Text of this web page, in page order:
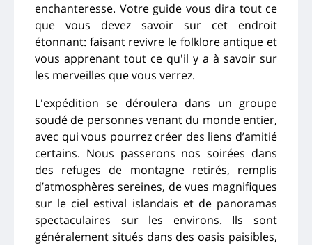
enchanteresse. Votre guide vous dira tout ce
que vous devez savoir sur cet endroit
étonnant: faisant revivre le folklore antique et
vous apprenant tout ce qu'il y a à savoir sur
les merveilles que vous verrez.
L'expédition se déroulera dans un groupe
soudé de personnes venant du monde entier,
avec qui vous pourrez créer des liens d’amitié
certains. Nous passerons nos soirées dans
des refuges de montagne retirés, remplis
d’atmosphères sereines, de vues magnifiques
sur le ciel estival islandais et de panoramas
spectaculaires sur les environs. Ils sont
généralement situés dans des oasis paisibles,